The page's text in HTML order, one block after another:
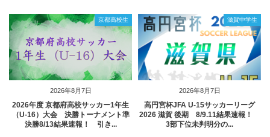
2026年8月7日
京都高校生
2026年度 京都府高校サッカー1年生
（U-16）大会 決勝トーナメント準
決勝8/13結果速報！ 引き...
2026年8月7日
滋賀中学生
高円宮杯JFA U-15サッカーリーグ
2026 滋賀 後期 8/9.11結果速報！
3部下位未判明分の...